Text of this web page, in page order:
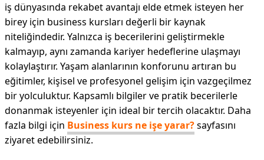
iş dünyasında rekabet avantajı elde etmek isteyen her
birey için business kursları değerli bir kaynak
niteliğindedir. Yalnızca iş becerilerini geliştirmekle
kalmayıp, aynı zamanda kariyer hedeflerine ulaşmayı
kolaylaştırır. Yaşam alanlarının konforunu artıran bu
eğitimler, kişisel ve profesyonel gelişim için vazgeçilmez
bir yolculuktur. Kapsamlı bilgiler ve pratik becerilerle
donanmak isteyenler için ideal bir tercih olacaktır. Daha
fazla bilgi için Business kurs ne işe yarar?sayfasını
ziyaret edebilirsiniz.